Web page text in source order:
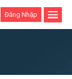
Đăng Nhập